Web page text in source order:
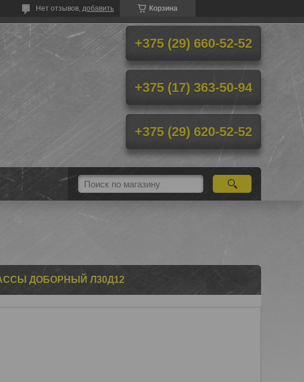
Корзина
Нет отзывов, добавить
+375 (29) 660-52-52
+375 (17) 363-50-94
+375 (29) 620-52-52
ДОБОРНЫЙ Л30Д12